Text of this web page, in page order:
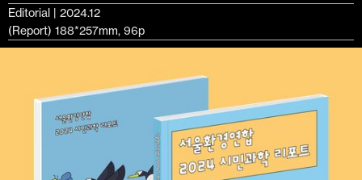
Editorial | 2024.12
(Report) 188*257mm, 96p